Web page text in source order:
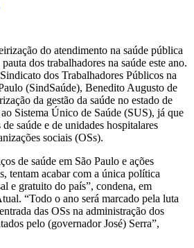
do atendimento na saúde pública
dos trabalhadores na saúde este ano.
dos Trabalhadores Públicos na
(SindSaúde), Benedito Augusto de
da gestão da saúde no estado de
Sistema Único de Saúde (SUS), já que
saúde e de unidades hospitalares
sociais (OSs).
de saúde em São Paulo e ações
tentam acabar com a única política
e gratuito do país”, condena, em
“Todo o ano será marcado pela luta
das OSs na administração dos
pelo (governador José) Serra”,